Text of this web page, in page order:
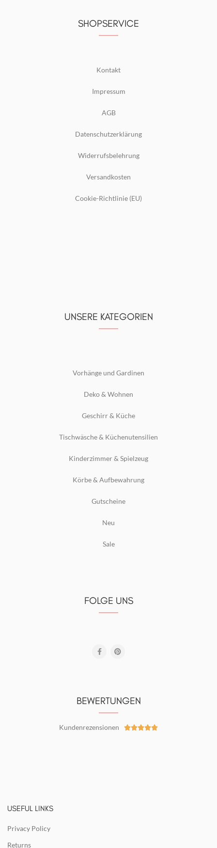
SHOPSERVICE
Kontakt
Impressum
AGB
Datenschutzerklärung
Widerrufsbelehrung
Versandkosten
Cookie-Richtlinie (EU)
UNSERE KATEGORIEN
Vorhänge und Gardinen
Deko & Wohnen
Geschirr & Küche
Tischwäsche & Küchenutensilien
Kinderzimmer & Spielzeug
Körbe & Aufbewahrung
Gutscheine
Neu
Sale
FOLGE UNS
BEWERTUNGEN
Kundenrezensionen 
USEFUL LINKS
Privacy Policy
Returns